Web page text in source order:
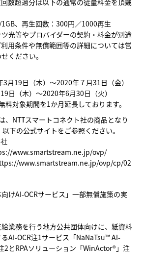
数超過分は以下の通常の従量料金を頂戴
、再生回数：300円／1000再生
光等やプロバイダーの契約・料金が別途
用条件や無償範囲等の詳細については営
ください。
月19日（木）～2020年７月31日（金）
日（木）～2020年6月30日（火）
対象期間を1か月延長しております。
、NTTスマートコネクト社の商品となり
下の公式サイトをご参照ください。
www.smartstream.ne.jp/ovp/
www.smartstream.ne.jp/ovp/cp/02
向けAI-OCRサービス」一部無償施策の実
給業務を行う地方公共団体向けに、紙資料
AI-OCR注1サービス「NaNaTsu™ AI-
2とRPAソリューション「WinActor®」注